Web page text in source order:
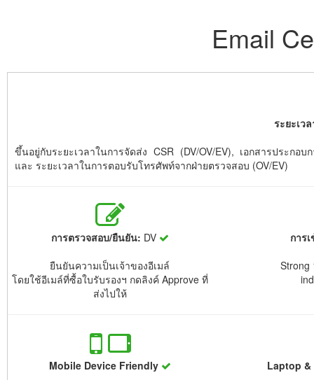
Email
ระยะเว
ขึ้นอยู่กับระยะเวลาในการจัดส่ง CSR (DV/OV/EV), เอกสารประกอ
และ ระยะเวลาในการตอบรับโทรศัพท์จากฝ่ายตรวจสอบ (OV/EV)
การตรวจสอบ/ยืนยัน: DV
ยืนยันความเป็นเจ้าของอีเมล์
โดยใช้อีเมล์ที่ซื้อใบรับรองฯ กดลิงค์ Approve ที่
ส่งไปให้
การ
Strong
Mobile Device Friendly
Laptop